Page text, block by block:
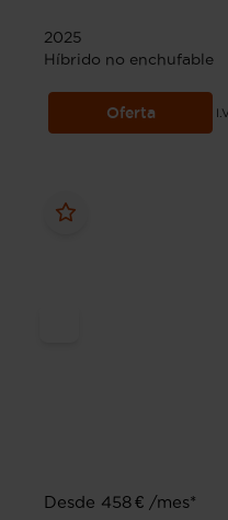
2025
Híbrido no enchufable
Oferta
Desde 458 € /mes*